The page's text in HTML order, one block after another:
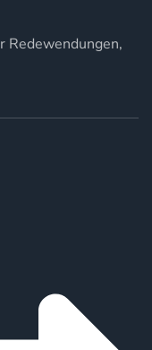
Redewendungen,